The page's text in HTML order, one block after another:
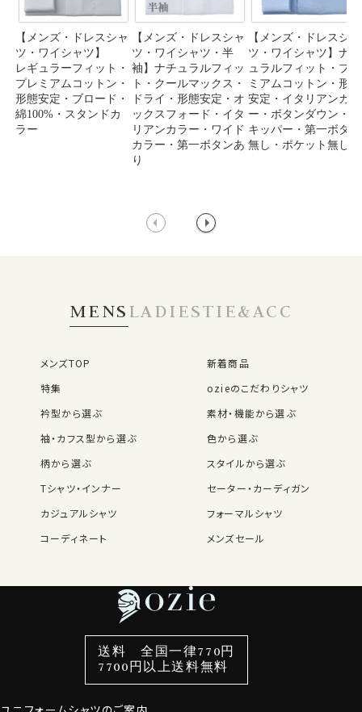
【メンズ・ドレスシャ
ツ・ワイシャツ】
レギュラーフィット・
プレミアムコットン・
形態安定・ブロード・
綿100%・スタンドカ
ラー
【メンズ・ドレスシャ
ツ・ワイシャツ・半
袖】ナチュラルフィッ
ト・クールマックス・
ドライ・形態安定・オ
ックスフォード・イタ
リアンカラー・ワイド
カラー・第一ボタンあ
り
【メンズ・ドレスシャ
ツ・ワイシャツ】ナチ
ュラルフィット・プレ
ミアムコットン・形態
安定・イタリアンカラ
ー・ボタンダウン・ス
キッパー・第一ボタン
無し・ポケット無し
MENSLADIESTIE&ACC
メンズTOP
新着商品
特集
ozieのこだわりシャツ
衿型から選ぶ
素材・機能から選ぶ
袖・カフス型から選ぶ
色から選ぶ
柄から選ぶ
スタイルから選ぶ
Tシャツ・インナー
セーター・カーディガン
カジュアルシャツ
フォーマルシャツ
コーディネート
メンズセール
袖・カフス型から選ぶ
スタイルから選ぶ
カジュアルシャツ
カフスボタン
財布・名刺入れ
バッグ
ストール・マフラー
送料 全国一律770円
7700円以上送料無料